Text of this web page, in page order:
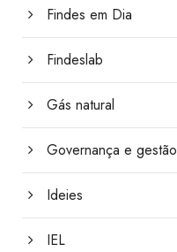
Findes em Dia
Findeslab
Gás natural
Governança e gestão
Ideies
IEL